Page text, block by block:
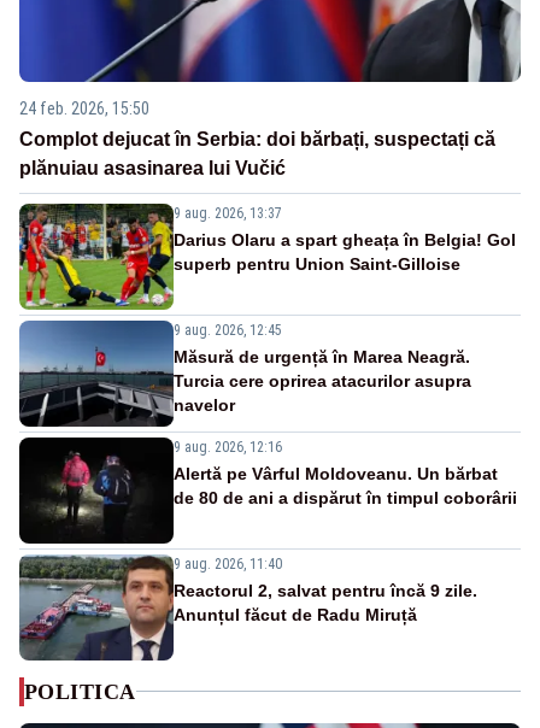
24 feb. 2026, 15:50
Complot dejucat în Serbia: doi bărbați, suspectați că
plănuiau asasinarea lui Vučić
9 aug. 2026, 13:37
Darius Olaru a spart gheața în Belgia! Gol
superb pentru Union Saint-Gilloise
9 aug. 2026, 12:45
Măsură de urgență în Marea Neagră.
Turcia cere oprirea atacurilor asupra
navelor
9 aug. 2026, 12:16
Alertă pe Vârful Moldoveanu. Un bărbat
de 80 de ani a dispărut în timpul coborârii
9 aug. 2026, 11:40
Reactorul 2, salvat pentru încă 9 zile.
Anunțul făcut de Radu Miruță
POLITICA